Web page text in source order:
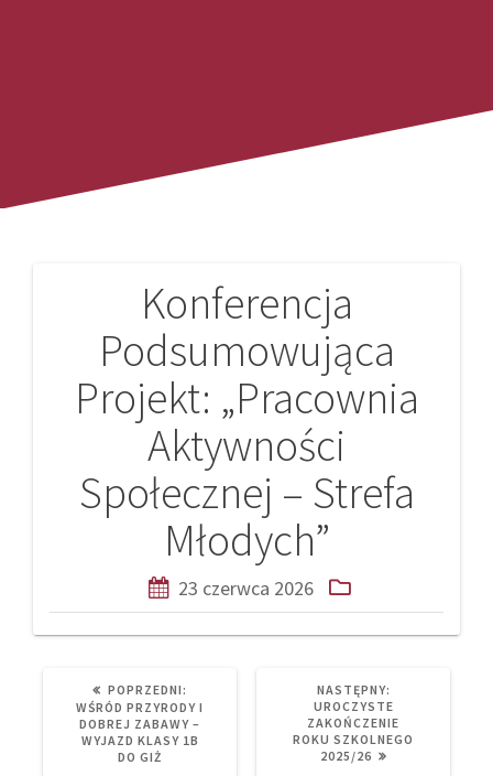
Konferencja
Podsumowująca
Projekt: „Pracownia
Aktywności
Społecznej – Strefa
Młodych”
23 czerwca 2026
Nawigacja
wpisu
POPRZEDNI:
POST:
WŚRÓD PRZYRODY I
DOBREJ ZABAWY –
WYJAZD KLASY 1B
DO GIŻ
NASTĘPNY:
POST:
UROCZYSTE
ZAKOŃCZENIE
ROKU SZKOLNEGO
2025/26